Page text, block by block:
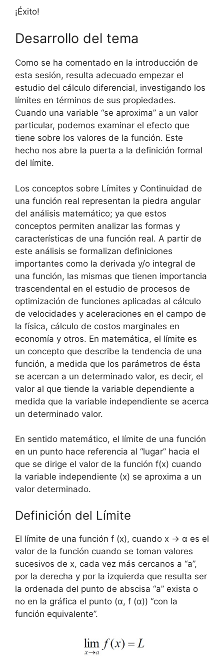
¡Éxito!
Desarrollo del tema
Como se ha comentado en la introducción de
esta sesión, resulta adecuado empezar el
estudio del cálculo diferencial, investigando los
límites en términos de sus propiedades.
Cuando una variable “se aproxima” a un valor
particular, podemos examinar el efecto que
tiene sobre los valores de la función. Este
hecho nos abre la puerta a la definición formal
del límite.
Los conceptos sobre Límites y Continuidad de
una función real representan la piedra angular
del análisis matemático; ya que estos
conceptos permiten analizar las formas y
características de una función real. A partir de
este análisis se formalizan definiciones
importantes como la derivada y/o integral de
una función, las mismas que tienen importancia
trascendental en el estudio de procesos de
optimización de funciones aplicadas al cálculo
de velocidades y aceleraciones en el campo de
la física, cálculo de costos marginales en
economía y otros. En matemática, el límite es
un concepto que describe la tendencia de una
función, a medida que los parámetros de ésta
se acercan a un determinado valor, es decir, el
valor al que tiende la variable dependiente a
medida que la variable independiente se acerca
un determinado valor.
En sentido matemático, el límite de una función
en un punto hace referencia al “lugar” hacia el
que se dirige el valor de la función f(x) cuando
la variable independiente (x) se aproxima a un
valor determinado.
Definición del Límite
El límite de una función f (x), cuando x → α es el
valor de la función cuando se toman valores
sucesivos de x, cada vez más cercanos a “a”,
por la derecha y por la izquierda que resulta ser
la ordenada del punto de abscisa “a” exista o
no en la gráfica el punto (α, f (α)) “con la
función equivalente”.